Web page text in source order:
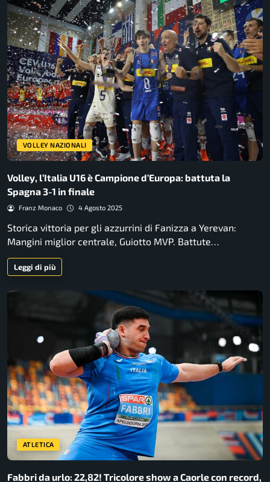
VOLLEY NAZIONALI
Volley, l’Italia U16 è Campione d’Europa: battuta la
Spagna 3-1 in finale
Franz Monaco 4 Agosto 2025
Storica vittoria per gli azzurrini di Fanizza a Yerevan:
Mangini miglior centrale, Guiotto MVP. Battute…
Leggi di più
ATLETICA
Fabbri da urlo: 22,82! Tricolore show a Caorle con record,